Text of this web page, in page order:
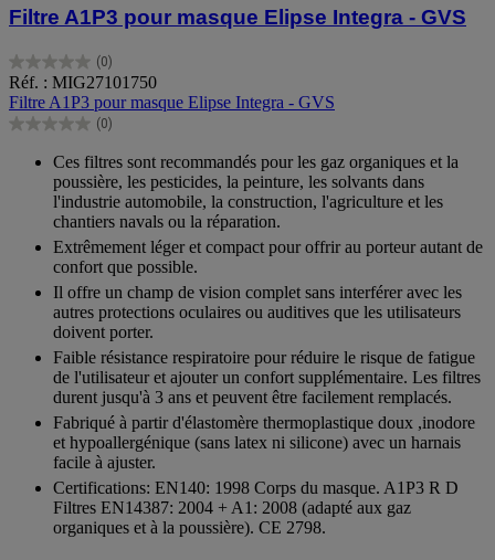
Filtre A1P3 pour masque Elipse Integra - GVS
(0)
0.0
sur
5
étoiles.
Réf. : MIG27101750
Filtre A1P3 pour masque Elipse Integra - GVS
(0)
0.0
étoiles.
Ces filtres sont recommandés pour les gaz organiques et la
poussière, les pesticides, la peinture, les solvants dans
l'industrie automobile, la construction, l'agriculture et les
chantiers navals ou la réparation.
Extrêmement léger et compact pour offrir au porteur autant de
confort que possible.
Il offre un champ de vision complet sans interférer avec les
autres protections oculaires ou auditives que les utilisateurs
doivent porter.
Faible résistance respiratoire pour réduire le risque de fatigue
de l'utilisateur et ajouter un confort supplémentaire. Les filtres
durent jusqu'à 3 ans et peuvent être facilement remplacés.
Fabriqué à partir d'élastomère thermoplastique doux ,inodore
et hypoallergénique (sans latex ni silicone) avec un harnais
facile à ajuster.
Certifications: EN140: 1998 Corps du masque. A1P3 R D
Filtres EN14387: 2004 + A1: 2008 (adapté aux gaz
organiques et à la poussière). CE 2798.